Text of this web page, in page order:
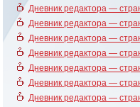
Дневник редактора —
Дневник редактора —
Дневник редактора —
Дневник редактора —
Дневник редактора —
Дневник редактора —
Дневник редактора —